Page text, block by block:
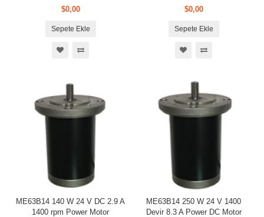
$0,00
Sepete Ekle
$0,00
Sepete Ekle
ME63B14 140 W 24 V DC 2.9 A
1400 rpm Power Motor
ME63B14 250 W 24 V 1400
Devir 8.3 A Power DC Motor